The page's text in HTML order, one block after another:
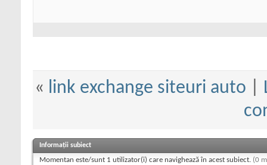
« link exchange siteuri auto
Informații subiect
Momentan este/sunt 1 utilizator(i) care navighează în acest subiect. (0